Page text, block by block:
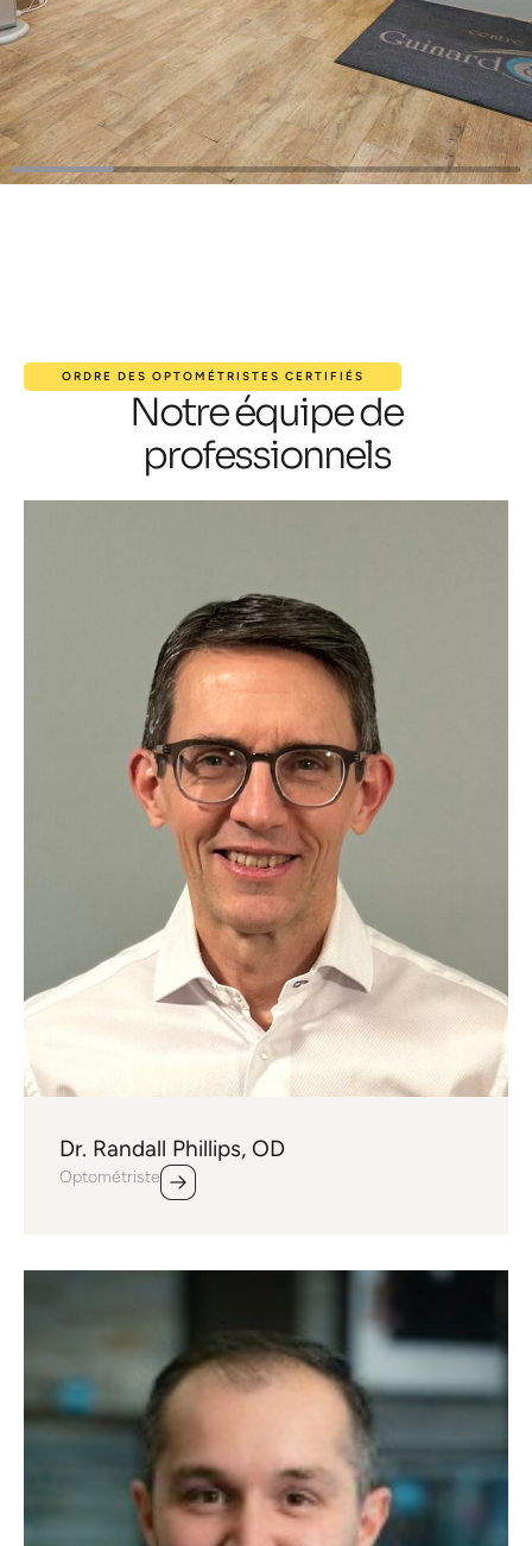
ORDRE DES OPTOMÉTRISTES CERTIFIÉS
Notre équipe de
professionnels
Dr. Randall Phillips, OD
Optométriste